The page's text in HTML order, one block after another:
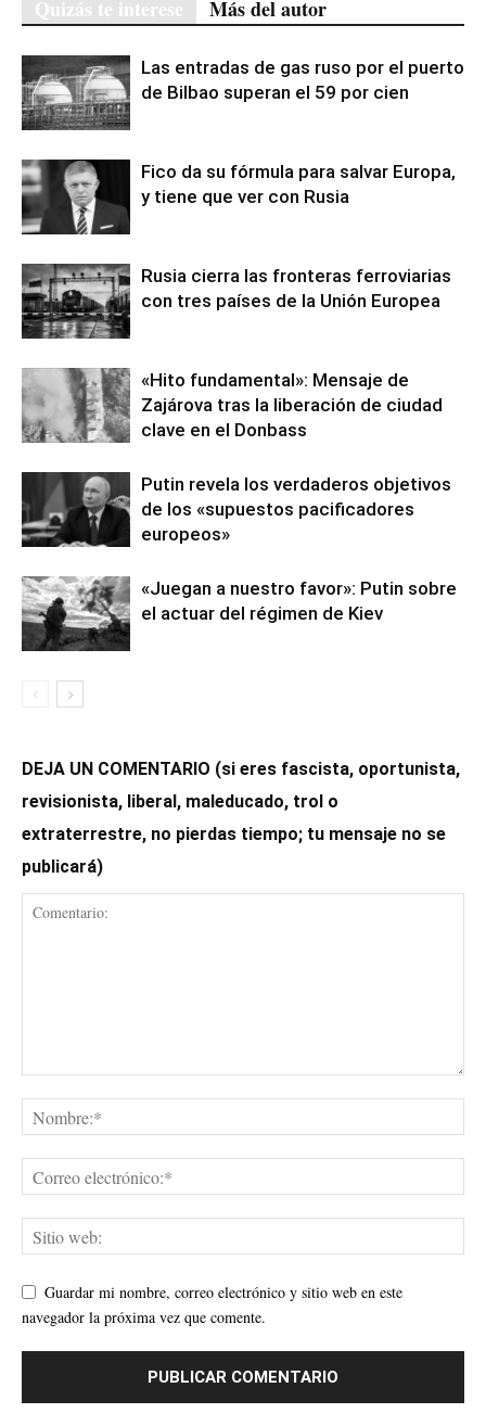
Quizás te interese Más del autor
Las entradas de gas ruso por el puerto
de Bilbao superan el 59 por cien
Fico da su fórmula para salvar Europa,
y tiene que ver con Rusia
Rusia cierra las fronteras ferroviarias
con tres países de la Unión Europea
«Hito fundamental»: Mensaje de
Zajárova tras la liberación de ciudad
clave en el Donbass
Putin revela los verdaderos objetivos
de los «supuestos pacificadores
europeos»
«Juegan a nuestro favor»: Putin sobre
el actuar del régimen de Kiev
DEJA UN COMENTARIO (si eres fascista, oportunista,
revisionista, liberal, maleducado, trol o
extraterrestre, no pierdas tiempo; tu mensaje no se
publicará)
Guardar mi nombre, correo electrónico y sitio web en este
navegador la próxima vez que comente.